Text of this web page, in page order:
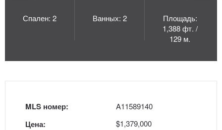
Спален: 2 Ванных: 2
Площадь:
1,388 фт. /
129 м.
MLS номер:
Цена:
A11589140
$1,379,000